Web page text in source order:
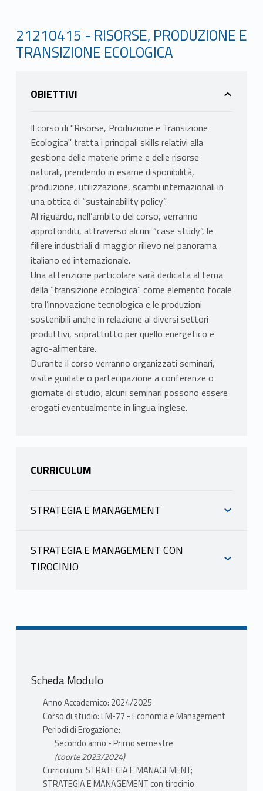
21210415 - RISORSE, PRODUZIONE E
TRANSIZIONE ECOLOGICA
OBIETTIVI
Il corso di "Risorse, Produzione e Transizione
Ecologica" tratta i principali skills relativi alla
gestione delle materie prime e delle risorse
naturali, prendendo in esame disponibilità,
produzione, utilizzazione, scambi internazionali in
una ottica di “sustainability policy”.
Al riguardo, nell’ambito del corso, verranno
approfonditi, attraverso alcuni “case study”, le
filiere industriali di maggior rilievo nel panorama
italiano ed internazionale.
Una attenzione particolare sarà dedicata al tema
della “transizione ecologica” come elemento focale
tra l’innovazione tecnologica e le produzioni
sostenibili anche in relazione ai diversi settori
produttivi, soprattutto per quello energetico e
agro-alimentare.
Durante il corso verranno organizzati seminari,
visite guidate o partecipazione a conferenze o
giornate di studio; alcuni seminari possono essere
erogati eventualmente in lingua inglese.
CURRICULUM
STRATEGIA E MANAGEMENT
MARTUCCI OLIMPIA
Transizione Ecologica" tratta i principali
skills relativi alla gestione delle materie
prime e delle risorse naturali,
prendendo in esame disponibilità,
produzione, utilizzazione, scambi
internazionali in una ottica di
“sustainability policy”.
Al riguardo, nell’ambito del corso,
STRATEGIA E MANAGEMENT CON
TIROCINIO
MARTUCCI OLIMPIA
PROGRAMMA
Il corso di "Risorse, Produzione e
Transizione Ecologica" tratta i principali
skills relativi alla gestione delle materie
prime e delle risorse naturali,
prendendo in esame disponibilità,
Scheda Modulo
Anno Accademico: 2024/2025
Corso di studio: LM-77 - Economia e Management
Periodi di Erogazione:
Secondo anno - Primo semestre
(coorte 2023/2024)
Curriculum: STRATEGIA E MANAGEMENT;
STRATEGIA E MANAGEMENT con tirocinio